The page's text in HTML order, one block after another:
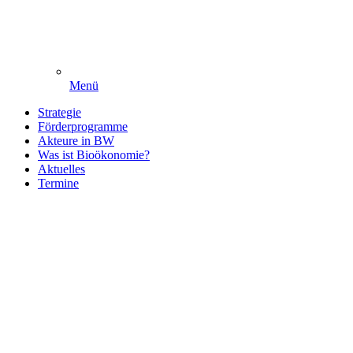
Menü
Strategie
Förderprogramme
Akteure in BW
Was ist Bioökonomie?
Aktuelles
Termine